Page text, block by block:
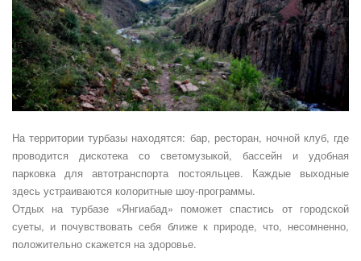
На территории турбазы находятся: бар, ресторан, ночной клуб, где
проводится дискотека со светомузыкой, бассейн и удобная
парковка для автотранспорта постояльцев. Каждые выходные
здесь устраиваются колоритные шоу-программы.
Отдых на турбазе «Янгиабад» поможет спастись от городской
суеты, и почувствовать себя ближе к природе, что, несомненно,
положительно скажется на здоровье.